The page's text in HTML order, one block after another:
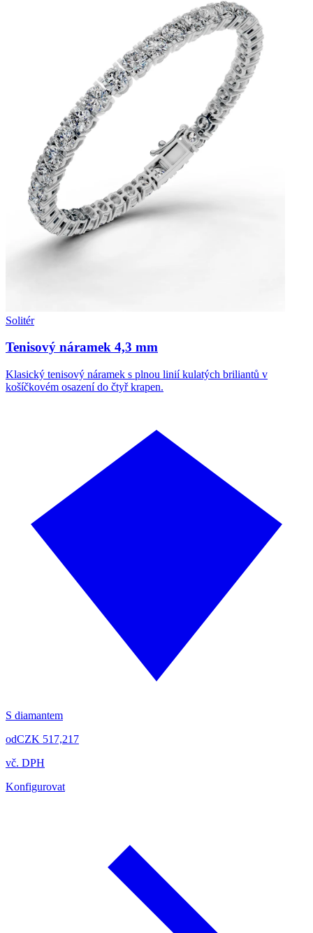
Solitér
Tenisový náramek 4,3 mm
Klasický tenisový náramek s plnou linií kulatých briliantů v
košíčkovém osazení do čtyř krapen.
S diamantem
odCZK 517,217
vč. DPH
Konfigurovat